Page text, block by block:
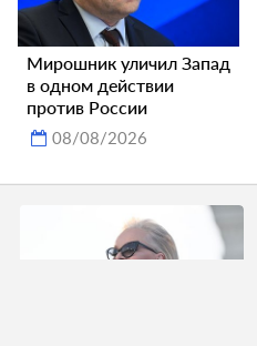
Мирошник уличил Запад
в одном действии
против России
08/08/2026